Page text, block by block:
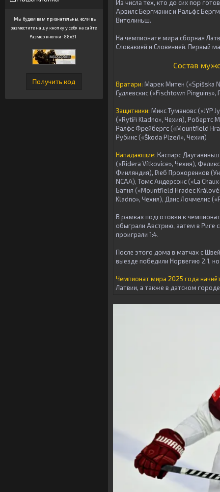
Мы будем вам признательны, если вы
разместите нашу кнопку у себя на сайте.
Размер кнопки: 88x31
Из числа тех, кто до сих пор
Арвилс Бергманис и Ральфс
Витолиньш.
На чемпионате мира сборная
Словакией и Словенией. Первый
Состав
Вратари: Марек Митен («Spišska
Гудлевскис («Fischtown Pinguins»,
Защитники: Микс Тумановс («JYP
(«Rytíři Kladno», Чехия), Робертс
Ралфс Фрейбергс («Mountfield
Рубинс («Škoda Plzeň», Чехия)
Нападающие: Каспарс
(«Ridera Vítkovice», Чехия),
Финляндия), Глеб Прохоренков
NCAA), Томс Андерсонс («La
Батня («Mountfield Hradec
Kladno», Чехия), Данс Лочмелис
В рамках подготовки к
обыграли Австрию, затем в Риге
проиграли 1:4.
После этого дома в матчах с
выезде победили Норвегию 2:1,
Чемпионат мира 2025 года
Латвии, а также в датском